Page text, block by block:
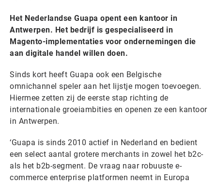
Het Nederlandse Guapa opent een kantoor in
Antwerpen. Het bedrijf is gespecialiseerd in
Magento-implementaties voor ondernemingen die
aan digitale handel willen doen.
Sinds kort heeft Guapa ook een Belgische
omnichannel speler aan het lijstje mogen toevoegen.
Hiermee zetten zij de eerste stap richting de
internationale groeiambities en openen ze een kantoor
in Antwerpen.
‘Guapa is sinds 2010 actief in Nederland en bedient
een select aantal grotere merchants in zowel het b2c-
als het b2b-segment. De vraag naar robuuste e-
commerce enterprise platformen neemt in Europa